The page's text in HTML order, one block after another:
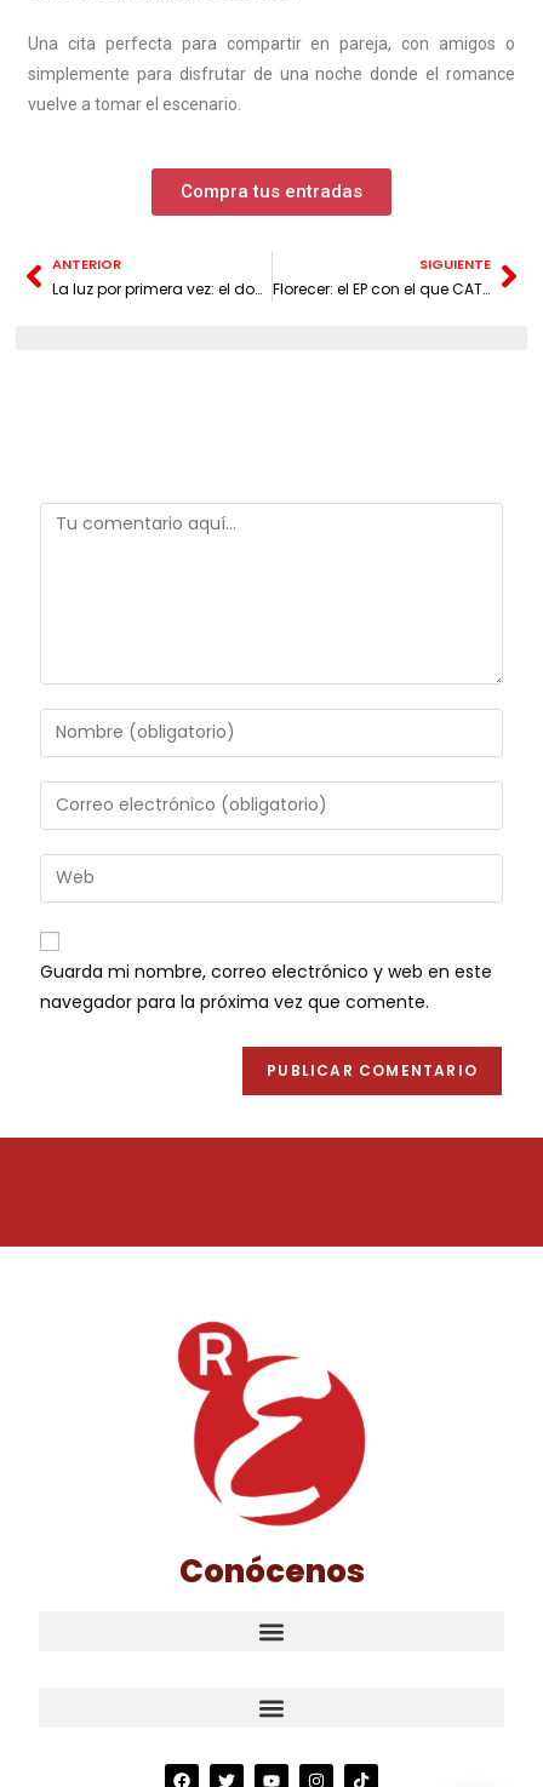
Una cita perfecta para compartir en pareja, con amigos o
simplemente para disfrutar de una noche donde el romance
vuelve a tomar el escenario.
Compra tus entradas
ANTERIOR
La luz por primera vez: el documental que rescata la historia de una mujer que cambió la fotografía colombiana
SIGUIENTE
Florecer: el EP con el que CATALIA convierte la vulnerabilidad en un acto de soberanía
Guarda mi nombre, correo electrónico y web en este
navegador para la próxima vez que comente.
Conócenos